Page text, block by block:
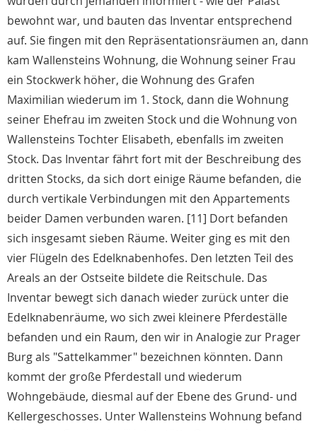
bewohnt war, und bauten das Inventar entsprechend
auf. Sie fingen mit den Repräsentationsräumen an, dann
kam Wallensteins Wohnung, die Wohnung seiner Frau
ein Stockwerk höher, die Wohnung des Grafen
Maximilian wiederum im 1. Stock, dann die Wohnung
seiner Ehefrau im zweiten Stock und die Wohnung von
Wallensteins Tochter Elisabeth, ebenfalls im zweiten
Stock. Das Inventar fährt fort mit der Beschreibung des
dritten Stocks, da sich dort einige Räume befanden, die
durch vertikale Verbindungen mit den Appartements
beider Damen verbunden waren. [11] Dort befanden
sich insgesamt sieben Räume. Weiter ging es mit den
vier Flügeln des Edelknabenhofes. Den letzten Teil des
Areals an der Ostseite bildete die Reitschule. Das
Inventar bewegt sich danach wieder zurück unter die
Edelknabenräume, wo sich zwei kleinere Pferdeställe
befanden und ein Raum, den wir in Analogie zur Prager
Burg als "Sattelkammer" bezeichnen könnten. Dann
kommt der große Pferdestall und wiederum
Wohngebäude, diesmal auf der Ebene des Grund- und
Kellergeschosses. Unter Wallensteins Wohnung befand